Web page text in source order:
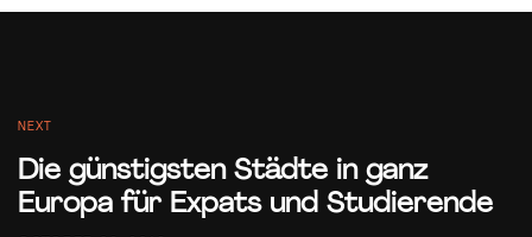
NEXT
Die günstigsten Städte in ganz
Europa für Expats und Studierende